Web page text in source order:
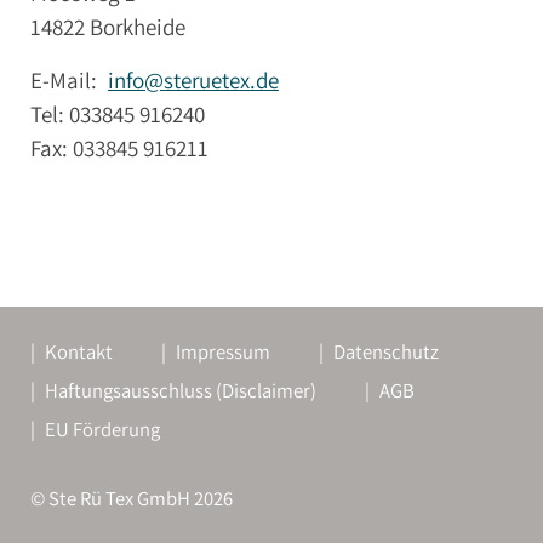
14822 Borkheide
E-Mail: info@steruetex.de
Tel: 033845 916240
Fax: 033845 916211
© Ste Rü Tex GmbH 2026
Kontakt Impressum
Datenschutz
Haftungsausschluss (Disclaimer)
AGB
EU Förderung